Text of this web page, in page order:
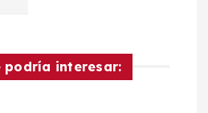
podría interesar: